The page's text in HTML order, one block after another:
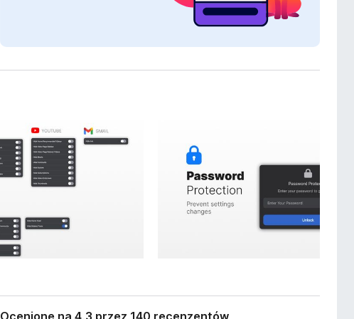
Ocenione na 4,3 przez 140 recenzentów